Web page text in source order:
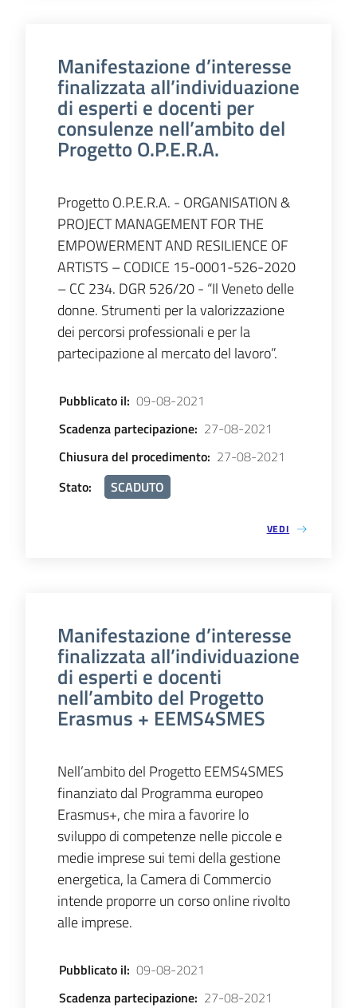
Manifestazione d’interesse
finalizzata all’individuazione
di esperti e docenti per
consulenze nell’ambito del
Progetto O.P.E.R.A.
Progetto O.P.E.R.A. - ORGANISATION &
PROJECT MANAGEMENT FOR THE
EMPOWERMENT AND RESILIENCE OF
ARTISTS – CODICE 15-0001-526-2020
– CC 234. DGR 526/20 - “Il Veneto delle
donne. Strumenti per la valorizzazione
dei percorsi professionali e per la
partecipazione al mercato del lavoro”.
Pubblicato il: 09-08-2021
Scadenza partecipazione: 27-08-2021
Chiusura del procedimento: 27-08-2021
Stato: SCADUTO
VEDI
Manifestazione d’interesse
finalizzata all’individuazione
di esperti e docenti
nell’ambito del Progetto
Erasmus + EEMS4SMES
Nell’ambito del Progetto EEMS4SMES
finanziato dal Programma europeo
Erasmus+, che mira a favorire lo
sviluppo di competenze nelle piccole e
medie imprese sui temi della gestione
energetica, la Camera di Commercio
intende proporre un corso online rivolto
alle imprese.
Pubblicato il: 09-08-2021
Scadenza partecipazione: 27-08-2021